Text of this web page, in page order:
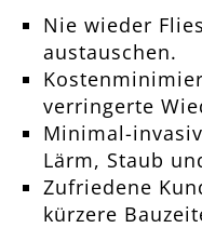
Nie wieder
austauschen.
verringerte
Minimal-
Lärm, Staub
Zufriedene
kürzere